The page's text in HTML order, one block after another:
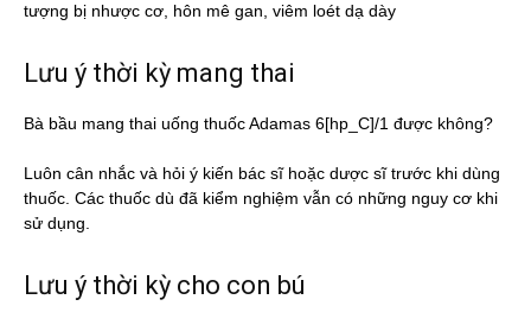
tượng bị nhược cơ, hôn mê gan, viêm loét dạ dày
Lưu ý thời kỳ mang thai
Bà bầu mang thai uống thuốc Adamas 6[hp_C]/1 được không?
Luôn cân nhắc và hỏi ý kiến bác sĩ hoặc dược sĩ trước khi dùng
thuốc. Các thuốc dù đã kiểm nghiệm vẫn có những nguy cơ khi
sử dụng.
Lưu ý thời kỳ cho con bú